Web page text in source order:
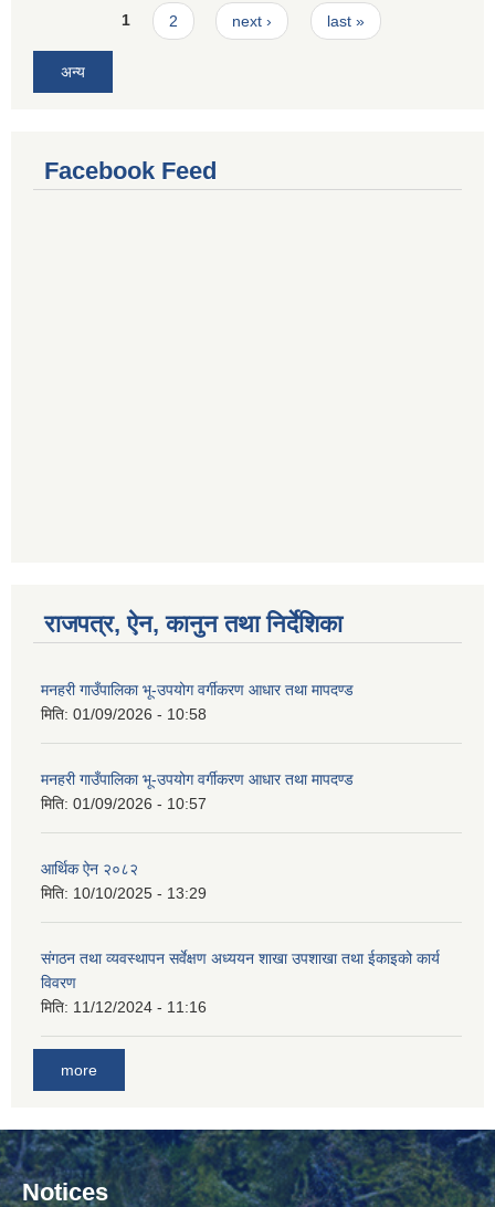
Pages1 2 next › last »
अन्य
Facebook Feed
राजपत्र, ऐन, कानुन तथा निर्देशिका
मनहरी गाउँपालिका भू-उपयोग वर्गीकरण आधार तथा मापदण्ड
मिति: 01/09/2026 - 10:58
मनहरी गाउँपालिका भू-उपयोग वर्गीकरण आधार तथा मापदण्ड
मिति: 01/09/2026 - 10:57
आर्थिक ऐन २०८२
मिति: 10/10/2025 - 13:29
संगठन तथा व्यवस्थापन सर्वेक्षण अध्ययन शाखा उपशाखा तथा ईकाइको कार्य
विवरण
मिति: 11/12/2024 - 11:16
more
Notices